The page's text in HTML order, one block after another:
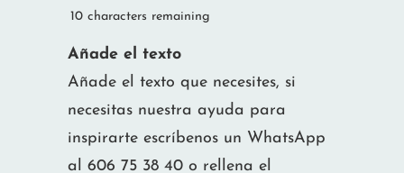
10 characters remaining
Añade el texto
Añade el texto que necesites, si
necesitas nuestra ayuda para
inspirarte escríbenos un WhatsApp
al 606 75 38 40 o rellena el